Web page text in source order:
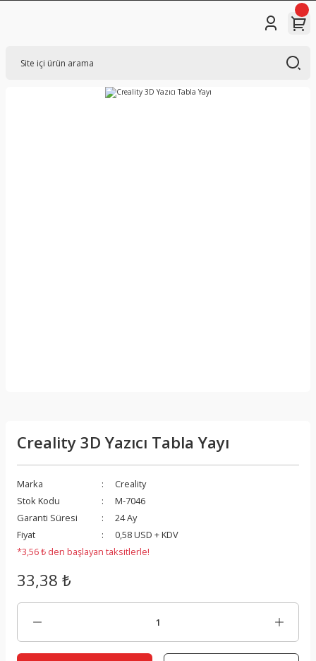
Creality 3D Yazıcı Tabla Yayı
Marka
Creality
Stok Kodu
M-7046
Garanti Süresi
24 Ay
Fiyat
0,58 USD + KDV
*3,56 ₺ den başlayan taksitlerle!
33,38 ₺